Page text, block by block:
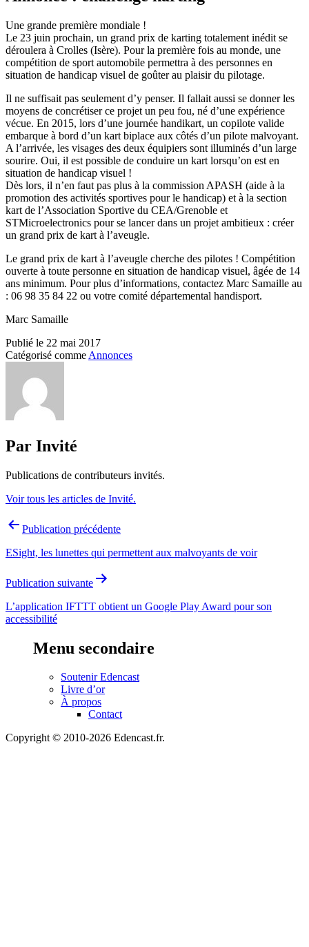
Une grande première mondiale !
Le 23 juin prochain, un grand prix de karting totalement inédit se
déroulera à Crolles (Isère). Pour la première fois au monde, une
compétition de sport automobile permettra à des personnes en
situation de handicap visuel de goûter au plaisir du pilotage.
Il ne suffisait pas seulement d’y penser. Il fallait aussi se donner les
moyens de concrétiser ce projet un peu fou, né d’une expérience
vécue. En 2015, lors d’une journée handikart, un copilote valide
embarque à bord d’un kart biplace aux côtés d’un pilote malvoyant.
A l’arrivée, les visages des deux équipiers sont illuminés d’un large
sourire. Oui, il est possible de conduire un kart lorsqu’on est en
situation de handicap visuel !
Dès lors, il n’en faut pas plus à la commission APASH (aide à la
promotion des activités sportives pour le handicap) et à la section
kart de l’Association Sportive du CEA/Grenoble et
STMicroelectronics pour se lancer dans un projet ambitieux : créer
un grand prix de kart à l’aveugle.
Le grand prix de kart à l’aveugle cherche des pilotes ! Compétition
ouverte à toute personne en situation de handicap visuel, âgée de 14
ans minimum. Pour plus d’informations, contactez Marc Samaille au
: 06 98 35 84 22 ou votre comité départemental handisport.
Marc Samaille
Publié le 22 mai 2017
Catégorisé comme Annonces
Par Invité
Publications de contributeurs invités.
Voir tous les articles de Invité.
Navigation
l’article
Publication précédente
ESight, les lunettes qui permettent aux malvoyants de voir
Publication suivante
L’application IFTTT obtient un Google Play Award pour son
accessibilité
Menu secondaire
Soutenir Edencast
Livre d’or
À propos
Contact
Copyright © 2010-2026 Edencast.fr.